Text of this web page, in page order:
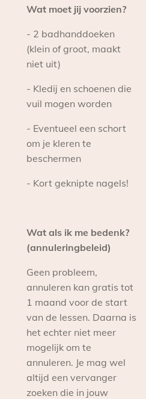
Wat moet jij voorzien?
- 2 badhanddoeken
(klein of groot, maakt
niet uit)
- Kledij en schoenen die
vuil mogen worden
- Eventueel een schort
om je kleren te
beschermen
- Kort geknipte nagels!
Wat als ik me bedenk?
(annuleringbeleid)
Geen probleem,
annuleren kan gratis tot
1 maand voor de start
van de lessen. Daarna is
het echter niet meer
mogelijk om te
annuleren. Je mag wel
altijd een vervanger
zoeken die in jouw